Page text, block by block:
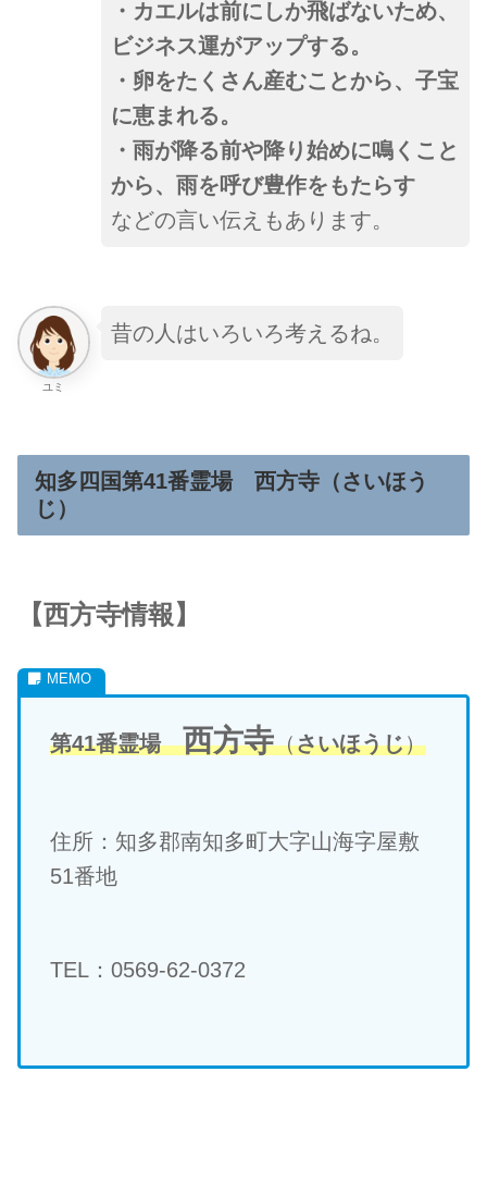
・カエルは前にしか飛ばないため、
ビジネス運がアップする。
・卵をたくさん産むことから、子宝
に恵まれる。
・雨が降る前や降り始めに鳴くこと
から、雨を呼び豊作をもたらす
などの言い伝えもあります。
ユミ
昔の人はいろいろ考えるね。
知多四国第41番霊場 西方寺 （さいほう
じ ）
【西方寺情報】
第41番霊場 西方寺（さいほうじ）
住所：知多郡南知多町大字山海字屋敷
51番地
TEL：0569-62-0372